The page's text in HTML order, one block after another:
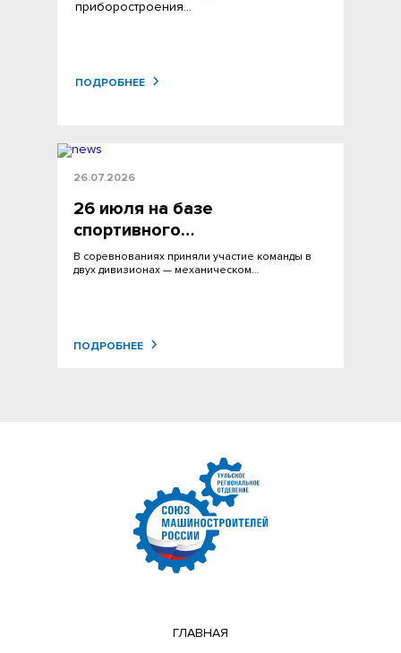
приборостроения…
ПОДРОБНЕЕ
26.07.2026
26 июля на базе
спортивного…
В соревнованиях приняли участие команды в
двух дивизионах — механическом…
ПОДРОБНЕЕ
ГЛАВНАЯ